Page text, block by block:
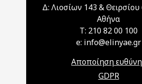
Δ: Λιοσίων 143 & Θειρσίου
Αθήνα
T: 210 82 00 100
e: info@elinyae.gr
Αποποίηση
GDPR